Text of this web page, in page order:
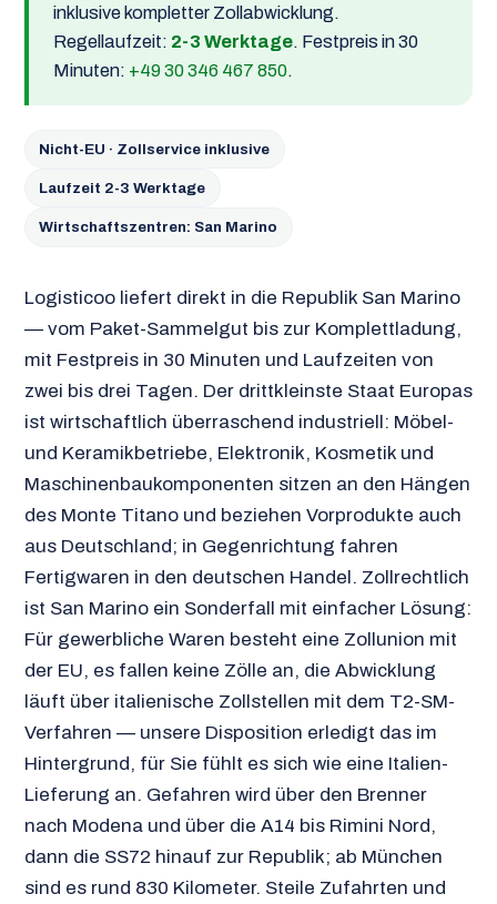
inklusive kompletter Zollabwicklung.
Regellaufzeit: 2-3 Werktage. Festpreis in 30
Minuten: +49 30 346 467 850.
Nicht-EU · Zollservice inklusive
Laufzeit 2-3 Werktage
Wirtschaftszentren: San Marino
Logisticoo liefert direkt in die Republik San Marino
— vom Paket-Sammelgut bis zur Komplettladung,
mit Festpreis in 30 Minuten und Laufzeiten von
zwei bis drei Tagen. Der drittkleinste Staat Europas
ist wirtschaftlich überraschend industriell: Möbel-
und Keramikbetriebe, Elektronik, Kosmetik und
Maschinenbaukomponenten sitzen an den Hängen
des Monte Titano und beziehen Vorprodukte auch
aus Deutschland; in Gegenrichtung fahren
Fertigwaren in den deutschen Handel. Zollrechtlich
ist San Marino ein Sonderfall mit einfacher Lösung:
Für gewerbliche Waren besteht eine Zollunion mit
der EU, es fallen keine Zölle an, die Abwicklung
läuft über italienische Zollstellen mit dem T2-SM-
Verfahren — unsere Disposition erledigt das im
Hintergrund, für Sie fühlt es sich wie eine Italien-
Lieferung an. Gefahren wird über den Brenner
nach Modena und über die A14 bis Rimini Nord,
dann die SS72 hinauf zur Republik; ab München
sind es rund 830 Kilometer. Steile Zufahrten und